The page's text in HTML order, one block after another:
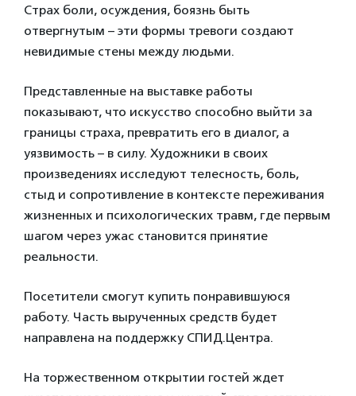
Страх боли, осуждения, боязнь быть
отвергнутым – эти формы тревоги создают
невидимые стены между людьми.
Представленные на выставке работы
показывают, что искусство способно выйти за
границы страха, превратить его в диалог, а
уязвимость – в силу. Художники в своих
произведениях исследуют телесность, боль,
стыд и сопротивление в контексте переживания
жизненных и психологических травм, где первым
шагом через ужас становится принятие
реальности.
Посетители смогут купить понравившуюся
работу. Часть вырученных средств будет
направлена на поддержку СПИД.Центра.
На торжественном открытии гостей ждет